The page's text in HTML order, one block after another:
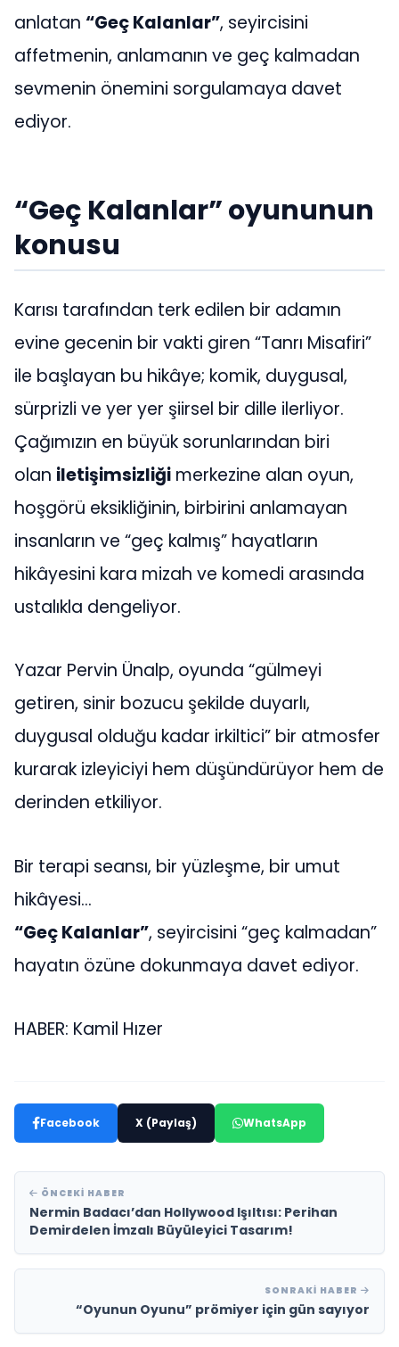
anlatan “Geç Kalanlar”, seyircisini
affetmenin, anlamanın ve geç kalmadan
sevmenin önemini sorgulamaya davet
ediyor.
“Geç Kalanlar” oyununun
konusu
Karısı tarafından terk edilen bir adamın
evine gecenin bir vakti giren “Tanrı Misafiri”
ile başlayan bu hikâye; komik, duygusal,
sürprizli ve yer yer şiirsel bir dille ilerliyor.
Çağımızın en büyük sorunlarından biri
olan iletişimsizliği merkezine alan oyun,
hoşgörü eksikliğinin, birbirini anlamayan
insanların ve “geç kalmış” hayatların
hikâyesini kara mizah ve komedi arasında
ustalıkla dengeliyor.
Yazar Pervin Ünalp, oyunda “gülmeyi
getiren, sinir bozucu şekilde duyarlı,
duygusal olduğu kadar irkiltici” bir atmosfer
kurarak izleyiciyi hem düşündürüyor hem de
derinden etkiliyor.
Bir terapi seansı, bir yüzleşme, bir umut
hikâyesi…
“Geç Kalanlar”, seyircisini “geç kalmadan”
hayatın özüne dokunmaya davet ediyor.
HABER: Kamil Hızer
Facebook X (Paylaş) WhatsApp
ÖNCEKI HABER
Nermin Badacı’dan Hollywood Işıltısı: Perihan
Demirdelen İmzalı Büyüleyici Tasarım!
SONRAKI HABER
“Oyunun Oyunu” prömiyer için gün sayıyor